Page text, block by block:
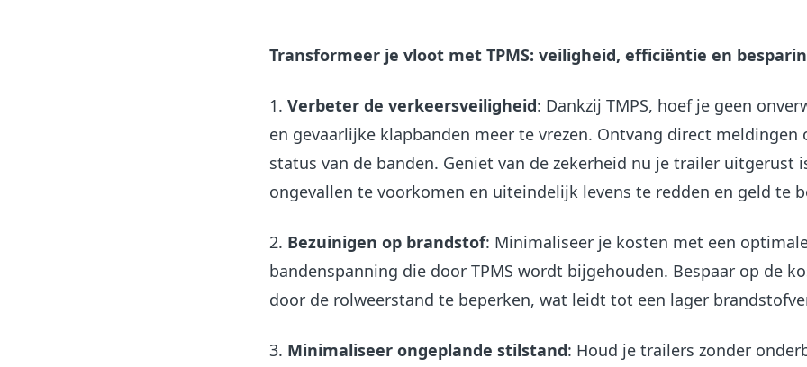
Transformeer je vloot met TPMS: veiligheid, efficiëntie en
1. Verbeter de verkeersveiligheid: Dankzij TMPS, hoef je geen
en gevaarlijke klapbanden meer te vrezen. Ontvang direct meldingen
status van de banden. Geniet van de zekerheid nu je trailer uitgerust
ongevallen te voorkomen en uiteindelijk levens te redden en geld te
2. Bezuinigen op brandstof: Minimaliseer je kosten met een
bandenspanning die door TPMS wordt bijgehouden. Bespaar op de
door de rolweerstand te beperken, wat leidt tot een lager
3. Minimaliseer ongeplande stilstand: Houd je trailers zonder